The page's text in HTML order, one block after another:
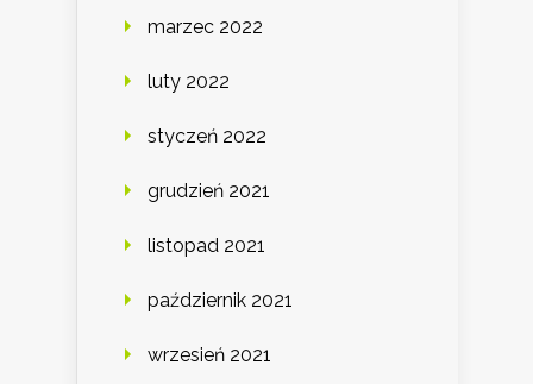
marzec 2022
luty 2022
styczeń 2022
grudzień 2021
listopad 2021
październik 2021
wrzesień 2021